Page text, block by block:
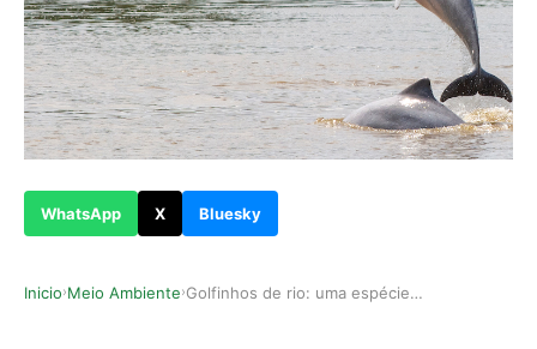
WhatsApp X Bluesky
Inicio›Meio Ambiente› Golfinhos de rio: uma espécie em perigo